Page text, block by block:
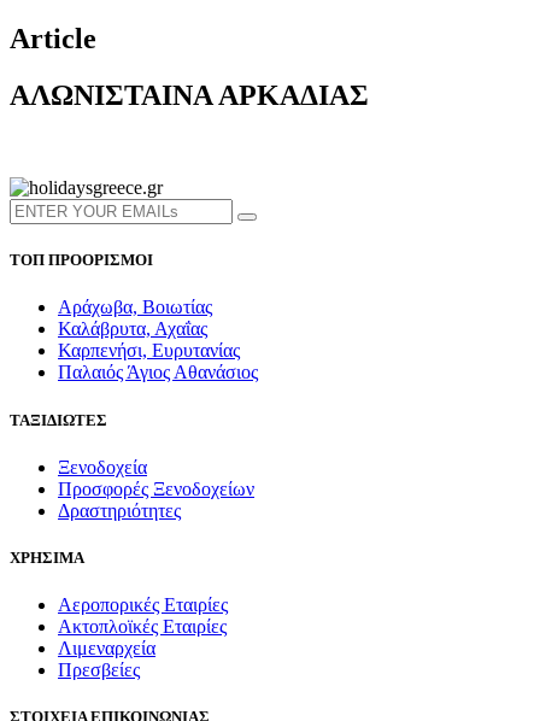
Article
ΑΛΩΝΙΣΤΑΙΝΑ ΑΡΚΑΔΙΑΣ
ΤΟΠ ΠΡΟΟΡΙΣΜΟΙ
Αράχωβα, Βοιωτίας
Καλάβρυτα, Αχαΐας
Καρπενήσι, Ευρυτανίας
Παλαιός Άγιος Αθανάσιος
ΤΑΞΙΔΙΩΤΕΣ
Ξενοδοχεία
Προσφορές Ξενοδοχείων
Δραστηριότητες
ΧΡΗΣΙΜΑ
Αεροπορικές Εταιρίες
Ακτοπλοϊκές Εταιρίες
Λιμεναρχεία
Πρεσβείες
ΣΤΟΙΧΕΙΑ ΕΠΙΚΟΙΝΩΝΙΑΣ